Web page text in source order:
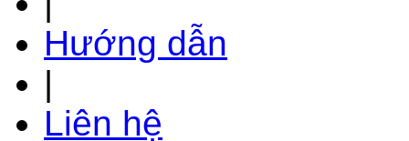
Hướng dẫn
|
Liên hệ